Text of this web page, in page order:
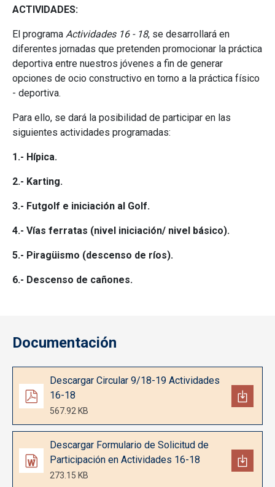
ACTIVIDADES:
El programa Actividades 16 - 18, se desarrollará en
diferentes jornadas que pretenden promocionar la práctica
deportiva entre nuestros jóvenes a fin de generar
opciones de ocio constructivo en torno a la práctica físico
- deportiva.
Para ello, se dará la posibilidad de participar en las
siguientes actividades programadas:
1.- Hípica.
2.- Karting.
3.- Futgolf e iniciación al Golf.
4.- Vías ferratas (nivel iniciación/ nivel básico).
5.- Piragüismo (descenso de ríos).
6.- Descenso de cañones.
Documentación
Documento
Descargar Circular 9/18-19 Actividades
16-18
567.92 KB
Documento
Descargar Formulario de Solicitud de
Participación en Actividades 16-18
273.15 KB